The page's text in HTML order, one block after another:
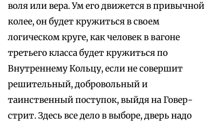
воля или вера. Ум его движется в привычной
колее, он будет кружиться в своем
логическом круге, как человек в вагоне
третьего класса будет кружиться по
Внутреннему Кольцу, если не совершит
решительный, добровольный и
таинственный поступок, выйдя на Говер-
стрит. Здесь все дело в выборе, дверь надо